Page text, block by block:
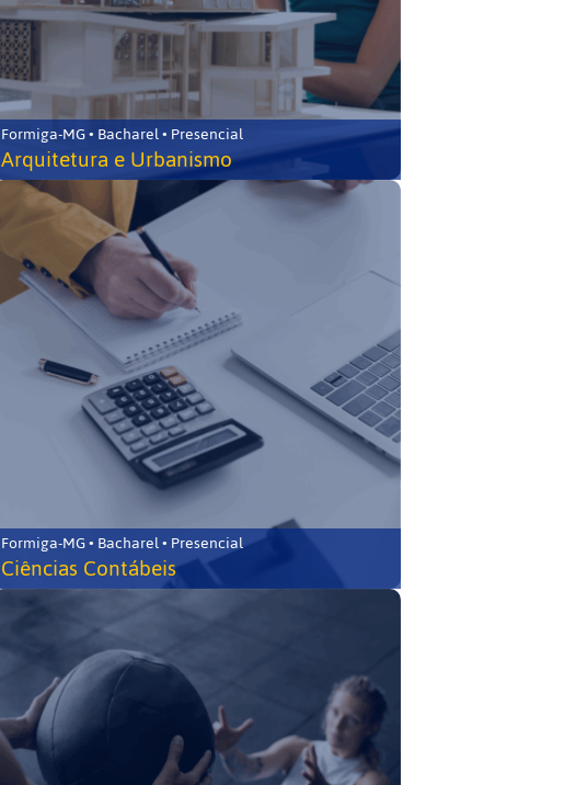
Formiga-MG • Bacharel • Presencial
Arquitetura e Urbanismo
Formiga-MG • Bacharel • Presencial
Ciências Contábeis